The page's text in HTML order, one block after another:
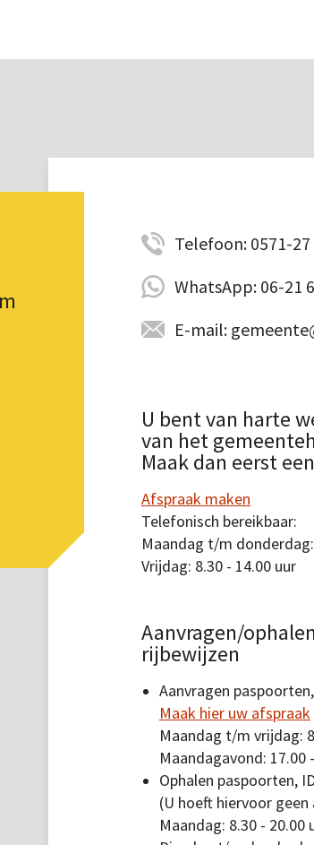
Telefoon: 0571-27
WhatsApp: 06-21
E-mail:
U bent van harte
van het
Maak dan eerst
Afspraak maken
Telefonisch bereikbaar:
Maandag t/m
Vrijdag: 8.30 - 14.00 uur
Aanvragen/
rijbewijzen
Aanvragen
Maak hier uw afspraak
Maandag t/m vrijdag:
Maandagavond: 17.00
Ophalen paspoorten,
(U hoeft hiervoor
Maandag: 8.30 - 20.00